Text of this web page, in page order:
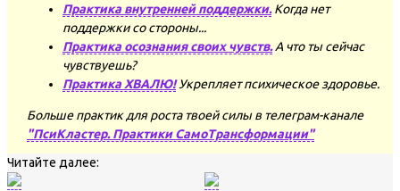
Практика внутренней поддержки.Когда нет
поддержки со стороны...
Практика осознания своих чувств.А что ты сейчас
чувствуешь?
Практика ХВАЛЮ! Укрепляет психическое здоровье.
Больше практик для роста твоей силы в телеграм-канале
"ПсиКластер. Практики СамоТрансформации"
Читайте далее: